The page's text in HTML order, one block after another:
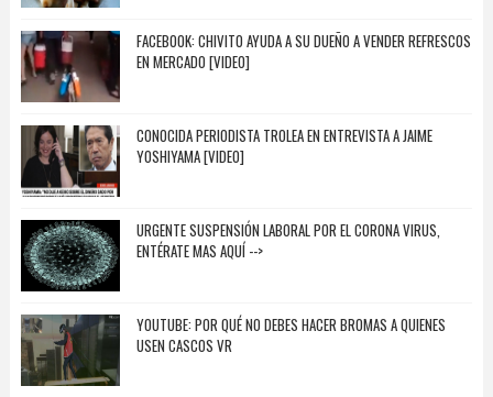
FACEBOOK: CHIVITO AYUDA A SU DUEÑO A VENDER REFRESCOS
EN MERCADO [VIDEO]
CONOCIDA PERIODISTA TROLEA EN ENTREVISTA A JAIME
YOSHIYAMA [VIDEO]
URGENTE SUSPENSIÓN LABORAL POR EL CORONA VIRUS,
ENTÉRATE MAS AQUÍ -->
YOUTUBE: POR QUÉ NO DEBES HACER BROMAS A QUIENES
USEN CASCOS VR